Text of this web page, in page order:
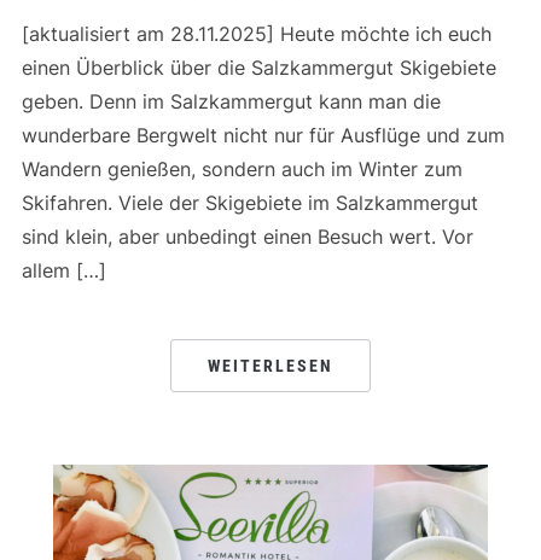
[aktualisiert am 28.11.2025] Heute möchte ich euch
einen Überblick über die Salzkammergut Skigebiete
geben. Denn im Salzkammergut kann man die
wunderbare Bergwelt nicht nur für Ausflüge und zum
Wandern genießen, sondern auch im Winter zum
Skifahren. Viele der Skigebiete im Salzkammergut
sind klein, aber unbedingt einen Besuch wert. Vor
allem […]
WEITERLESEN